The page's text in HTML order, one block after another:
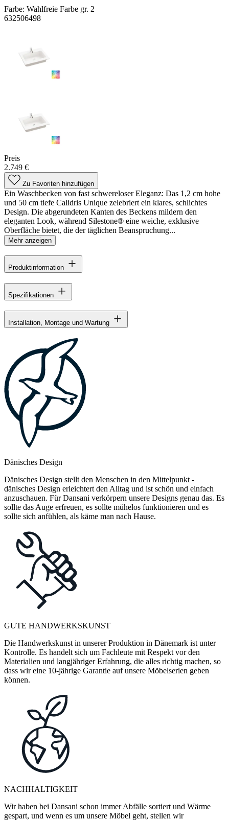
Farbe: Wahlfreie Farbe gr. 2
632506498
Preis
2.749 €
Zu Favoriten hinzufügen
Ein Waschbecken von fast schwereloser Eleganz: Das 1,2 cm hohe
und 50 cm tiefe Calidris Unique zelebriert ein klares, schlichtes
Design. Die abgerundeten Kanten des Beckens mildern den
eleganten Look, während Silestone® eine weiche, exklusive
Oberfläche bietet, die der täglichen Beanspruchung...
Mehr anzeigen
Produktinformation
Spezifikationen
Installation, Montage und Wartung
Dänisches Design
Dänisches Design stellt den Menschen in den Mittelpunkt -
dänisches Design erleichtert den Alltag und ist schön und einfach
anzuschauen. Für Dansani verkörpern unsere Designs genau das. Es
sollte das Auge erfreuen, es sollte mühelos funktionieren und es
sollte sich anfühlen, als käme man nach Hause.
GUTE HANDWERKSKUNST
Die Handwerkskunst in unserer Produktion in Dänemark ist unter
Kontrolle. Es handelt sich um Fachleute mit Respekt vor den
Materialien und langjähriger Erfahrung, die alles richtig machen, so
dass wir eine 10-jährige Garantie auf unsere Möbelserien geben
können.
NACHHALTIGKEIT
Wir haben bei Dansani schon immer Abfälle sortiert und Wärme
gespart, und wenn es um unsere Möbel geht, stellen wir